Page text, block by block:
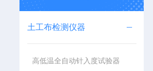
土工布检测仪器
高低温全自动针入度试验器